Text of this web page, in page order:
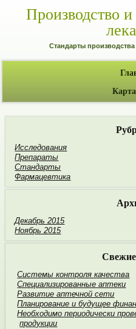
Производство
Стандарты
Исследования
Препараты
Стандарты
Фармацевтика
Декабрь 2015
Ноябрь 2015
Системы контроля качества
Специализированные аптеки
Развитие аптечной сети
Планирование и будущее
Необходимо пери­одически
продукции